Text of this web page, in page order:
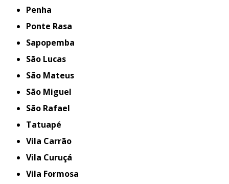
Penha
Ponte Rasa
Sapopemba
São Lucas
São Mateus
São Miguel
São Rafael
Tatuapé
Vila Carrão
Vila Curuçá
Vila Formosa